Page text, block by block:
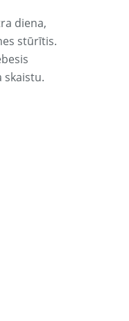
diena,
stūrītis.
skaistu.